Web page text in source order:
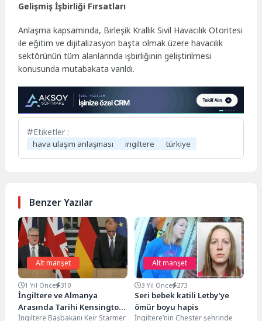
Gelişmiş İşbirliği Fırsatları
Anlaşma kapsamında, Birleşik Krallık Sivil Havacılık Otoritesi
ile eğitim ve dijitalizasyon başta olmak üzere havacılık
sektörünün tüm alanlarında işbirliğinin geliştirilmesi
konusunda mutabakata varıldı.
Etiketler :
hava ulaşım anlaşması ingiltere türkiye
Benzer Yazılar
Alt manşet
1 Yıl Önce 310
İngiltere ve Almanya
Arasında Tarihi Kensington
Anlaşması İmzalandı
İngiltere Başbakanı Keir Starmer
Alt manşet
3 Yıl Önce 273
Seri bebek katili Letby’ye
ömür boyu hapis
İngiltere’nin Chester şehrinde